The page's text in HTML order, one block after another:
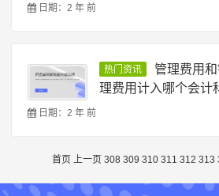
日期：2 年 前
热门资讯
管理费用
理费用计入哪个会计
日期：2 年 前
首页 上一页 308 309 310311 312 313